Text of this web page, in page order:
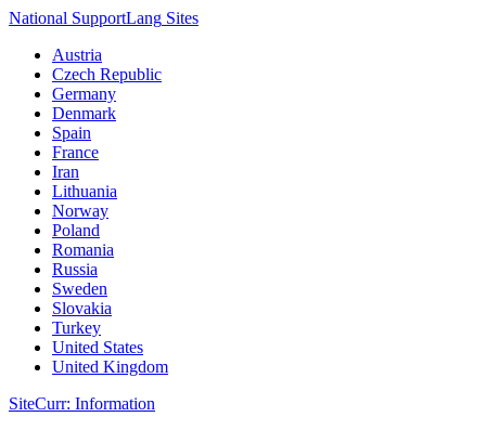
National SupportLang Sites
Austria
Czech Republic
Germany
Denmark
Spain
France
Iran
Lithuania
Norway
Poland
Romania
Russia
Sweden
Slovakia
Turkey
United States
United Kingdom
SiteCurr: Information